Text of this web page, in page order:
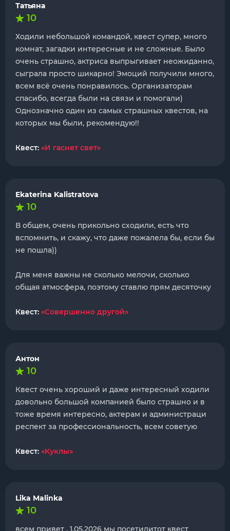
Татьяна
10
Ходили небольшой командой, квест супер, много
комнат, загадки интересные и не сложные. Было
очень страшно, актриса выпрыгивает неожиданно,
сыграла просто шикарно! Эмоций получили много,
всем всë очень понравилось. Организаторам
спасибо, всегда были на связи и помогали)
Однозначно один из самых страшных квестов, на
которых мы были, рекомендую!!
Квест: «И гаснет свет»
Ekaterina Kalistratova
10
В общем, очень прикольно сходили, есть что
вспомнить, и скажу, что даже пожалела бы, если бы
не пошла))
Для меня важны не сколько мелочи, сколько
общая атмосфера, поэтому ставлю прям десяточку
Квест: «Совершенно другой»
Антон
10
Квест очень хороший и даже интересный ходили
довольно большой компанией было страшно и в
тоже время интересно, актерам и администраци
респект за профессиональность, всем советую
Квест: «Куклы»
Lika Malinka
10
всем привет , 1.05.2026 мы посетилитот квест